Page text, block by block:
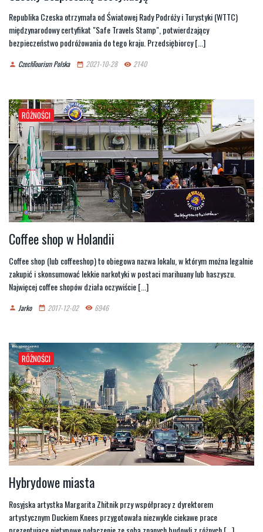
Republika Czeska otrzymała od Światowej Rady Podróży i Turystyki (WTTC)
międzynarodowy certyfikat "Safe Travels Stamp", potwierdzający
bezpieczeństwo podróżowania do tego kraju. Przedsiębiorcy [...]
person CzechTourism Polska date_range 2021-10-28 remove_red_eye 2140
RÓŻNOŚCI
Coffee shop w Holandii
Coffee shop (lub coffeeshop) to obiegowa nazwa lokalu, w którym można legalnie
zakupić i skonsumować lekkie narkotyki w postaci marihuany lub haszyszu.
Najwięcej coffee shopów działa oczywiście [...]
person Jarko date_range 2017-12-02 remove_red_eye 6946
RÓŻNOŚCI
Hybrydowe miasta
Rosyjska artystka Margarita Zhitnik przy współpracy z dyrektorem
artystycznym Duckiem Knees przygotowała niezwykle ciekawe prace